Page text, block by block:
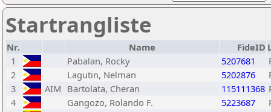
Startrangliste
Nr. Name FideID
1
Pabalan, Rocky 5207681
2
Lagutin, Nelman 5202876
3
AIM Bartolata, Cheran 115111368
4
Gangozo, Rolando F. 5223687